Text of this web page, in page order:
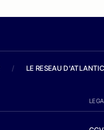
/ LE RESEAU